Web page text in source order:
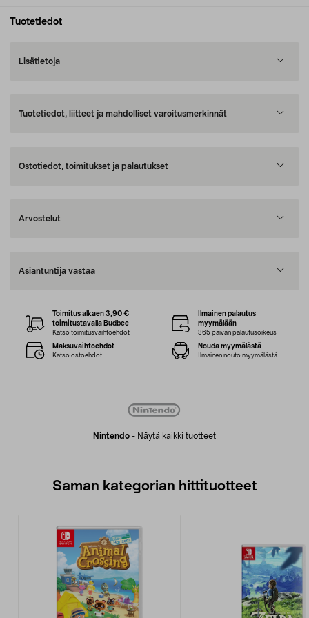
Tuotetiedot
Lisätietoja
Tuotetiedot, liitteet ja mahdolliset varoitusmerkinnät
Ostotiedot, toimitukset ja palautukset
Arvostelut
Asiantuntija vastaa
Nintendo - Näytä kaikki tuotteet
Toimitus alkaen 3,90 €
toimitustavalla Budbee
Katso toimitusvaihtoehdot
Ilmainen palautus
myymälään
365 päivän palautusoikeus
Maksuvaihtoehdot
Katso ostoehdot
Nouda myymälästä
Ilmainen nouto myymälästä
Saman kategorian hittituotteet